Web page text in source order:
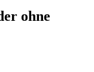
ohne